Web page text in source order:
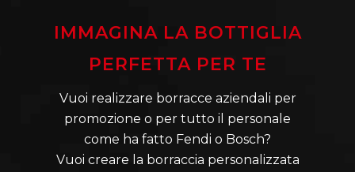
IMMAGINA LA BOTTIGLIA
PERFETTA PER TE
Vuoi realizzare borracce aziendali per
promozione o per tutto il personale
come ha fatto Fendi o Bosch?
Vuoi creare la borraccia personalizzata